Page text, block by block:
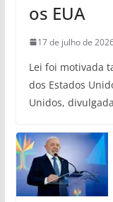
os EUA
17 de julho de
Lei foi motivada
dos Estados
Unidos,